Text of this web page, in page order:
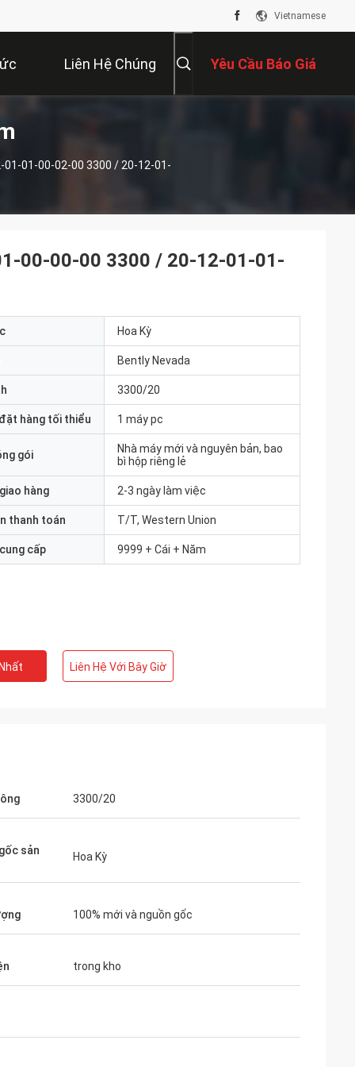
Vietnamese
Liên Hệ Chúng Yêu Cầu Báo Giá
01-01-00-02-00 3300 / 20-12-01-
00-00-00 3300 / 20-12-01-01-
Hoa Kỳ
Bently Nevada
3300/20
hàng tối thiểu 1 máy pc
gói
Nhà máy mới và nguyên bản, bao
bì hộp riêng lẻ
hàng 2-3 ngày làm việc
thanh toán T/T, Western Union
cấp 9999 + Cái + Năm
Liên Hệ Với Bây Giờ
3300/20
sản
Hoa Kỳ
100% mới và nguồn gốc
trong kho